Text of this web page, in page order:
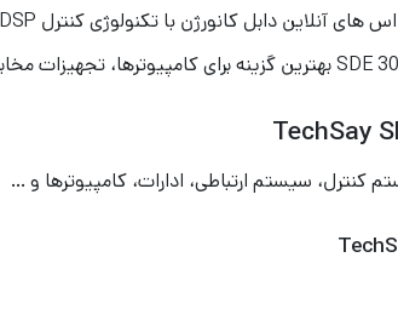
کنترل، سیستم ارتباطی، ادارات، کامپیوترها و …